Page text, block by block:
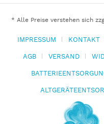
* Alle Preise verstehen sich
IMPRESSUM KONTAKT
AGB
VERSAND